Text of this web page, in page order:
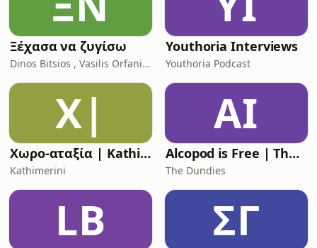
Ξέχασα να ζυγίσω
Dinos Bitsios , Vasilis Orfanidis
Youthoria Interviews
Youthoria Podcast
Χ|
Χωρο-αταξία | Kathimerini
Kathimerini
AI
Alcopod is Free | The (Greek) Eurovision Podcast
The Dundies
LB ΣΓ